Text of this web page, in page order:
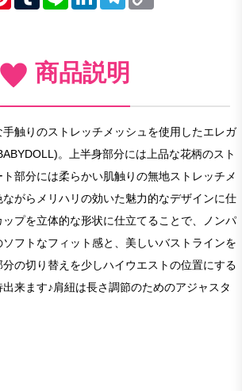
商品説明
触りのストレッチメッシュを使用したエレガ
。上半身部分には上品な花柄のスト
部分には柔らかい肌触りの無地ストレッチメ
がらメリハリの効いた魅力的なデザインに仕
ップを立体的な形状に仕立てることで、ノンパ
フトなフィット感と、美しいバストラインを
の切り替えを少しハイウエストの位置にする
来ます♪肩紐は長さ調節のためのアジャスタ